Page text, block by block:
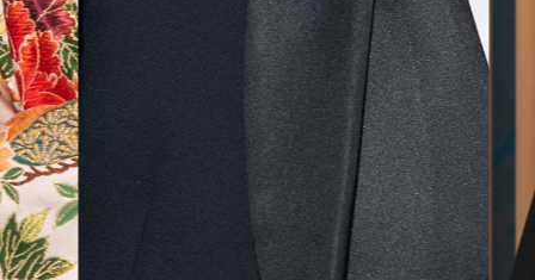
無料相談予約
来店・オンライン
に入
最後
た！